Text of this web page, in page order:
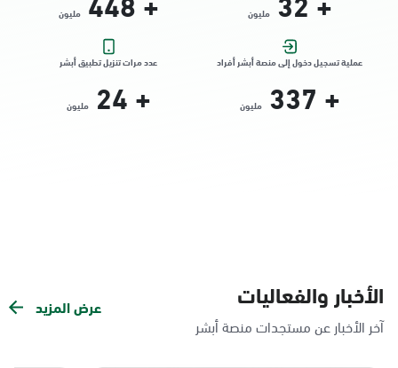
التوجه للموقع
الدمام, الدمام - الشاطئ مول
الأحد - الخميس (08:00-14:30)
الدمام, الدمام - لولو مول
الأحد - الخميس (08:00-14:30)
مليون مليون
عملية تسجيل دخول إلى منصة أبشر أفراد
+
337 مليون
عدد مرات تنزيل تطبيق أبشر
+
24 مليون
الأخبار والفعاليات
آخر الأخبار عن مستجدات منصة أبشر
عرض المزيد